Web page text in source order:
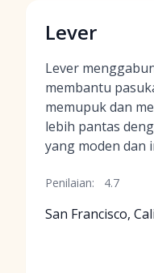
Lever
Lever
membantu
memupuk dan
lebih pantas
yang moden dan
Penilaian: 4.7
San Francisco,